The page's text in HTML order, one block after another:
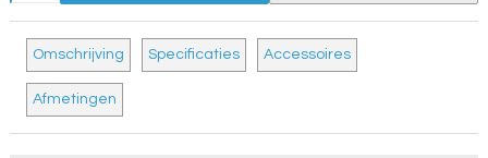
Omschrijving Specificaties Accessoires
Afmetingen